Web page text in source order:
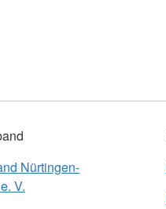
Nürtingen-
V.